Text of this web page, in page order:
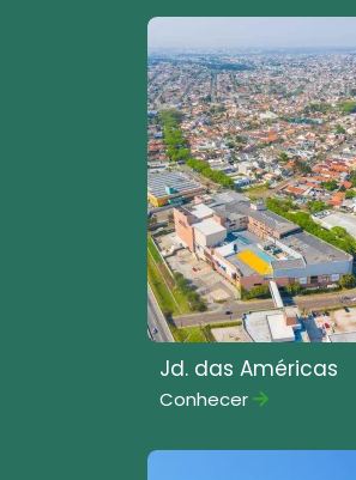
Jd. das Américas
Conhecer